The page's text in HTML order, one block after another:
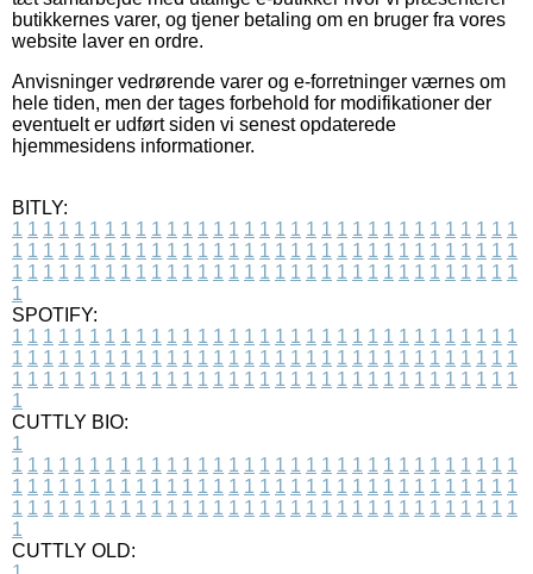
butikkernes varer, og tjener betaling om en bruger fra vores
website laver en ordre.
Anvisninger vedrørende varer og e-forretninger værnes om
hele tiden, men der tages forbehold for modifikationer der
eventuelt er udført siden vi senest opdaterede
hjemmesidens informationer.
BITLY:
1 1 1 1 1 1 1 1 1 1 1 1 1 1 1 1 1 1 1 1 1 1 1 1 1 1 1 1 1 1 1 1 1
1 1 1 1 1 1 1 1 1 1 1 1 1 1 1 1 1 1 1 1 1 1 1 1 1 1 1 1 1 1 1 1 1
1 1 1 1 1 1 1 1 1 1 1 1 1 1 1 1 1 1 1 1 1 1 1 1 1 1 1 1 1 1 1 1 1
1
SPOTIFY:
1 1 1 1 1 1 1 1 1 1 1 1 1 1 1 1 1 1 1 1 1 1 1 1 1 1 1 1 1 1 1 1 1
1 1 1 1 1 1 1 1 1 1 1 1 1 1 1 1 1 1 1 1 1 1 1 1 1 1 1 1 1 1 1 1 1
1 1 1 1 1 1 1 1 1 1 1 1 1 1 1 1 1 1 1 1 1 1 1 1 1 1 1 1 1 1 1 1 1
1
CUTTLY BIO:
1
1 1 1 1 1 1 1 1 1 1 1 1 1 1 1 1 1 1 1 1 1 1 1 1 1 1 1 1 1 1 1 1 1
1 1 1 1 1 1 1 1 1 1 1 1 1 1 1 1 1 1 1 1 1 1 1 1 1 1 1 1 1 1 1 1 1
1 1 1 1 1 1 1 1 1 1 1 1 1 1 1 1 1 1 1 1 1 1 1 1 1 1 1 1 1 1 1 1 1
1
CUTTLY OLD: